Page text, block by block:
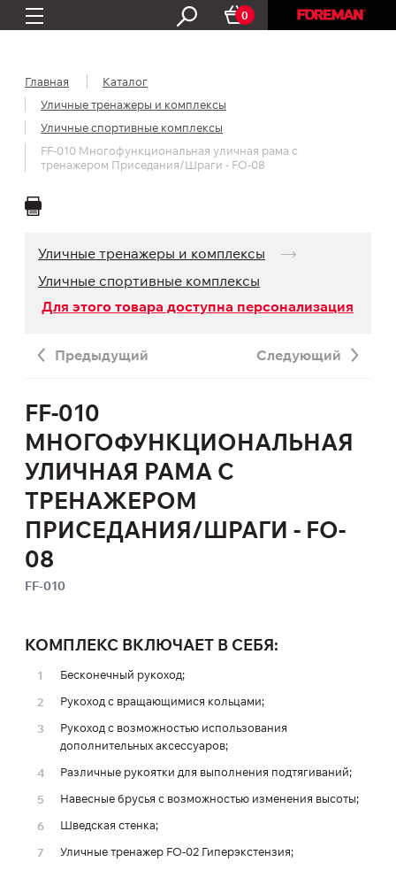
0
Главная
Каталог
Уличные тренажеры и комплексы
Уличные спортивные комплексы
FF-010 Многофункциональная уличная рама с
тренажером Приседания/Шраги - FO-08
Уличные тренажеры и комплексы
Уличные спортивные комплексы
Для этого товара доступна персонализация
Предыдущий Следующий
FF-010
МНОГОФУНКЦИОНАЛЬНАЯ
УЛИЧНАЯ РАМА С
ТРЕНАЖЕРОМ
ПРИСЕДАНИЯ/ШРАГИ - FO-
08
FF-010
КОМПЛЕКС ВКЛЮЧАЕТ В СЕБЯ:
Бесконечный рукоход;
Рукоход с вращающимися кольцами;
Рукоход с возможностью использования
дополнительных аксессуаров;
Различные рукоятки для выполнения подтягиваний;
Навесные брусья с возможностью изменения высоты;
Шведская стенка;
Уличные тренажер FO-02 Гиперэкстензия;